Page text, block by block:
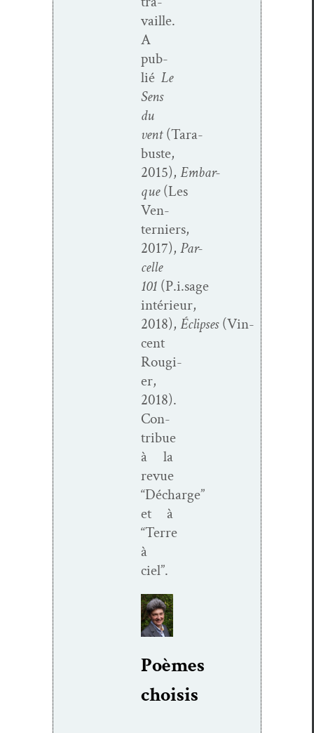
vaille.
A
pub­
lié Le
Sens
du
vent(Tara­
buste,
2015), Embar­
que(Les
Ven­
terniers,
2017), Par­
celle
101 (P.i.sage
intérieur,
2018), Éclipses(Vin­
cent
Rougi­
er,
2018).
Con­
tribue
à la
revue
“Décharge”
et à
“Terre
à
ciel”.
Poèmes
choi­sis